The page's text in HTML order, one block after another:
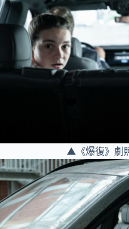
▲《爆復》劇